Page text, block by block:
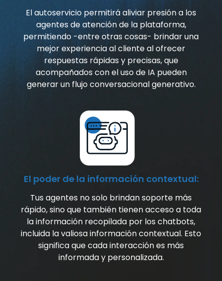
El autoservicio permitirá aliviar presión a los
agentes de atención de la plataforma,
permitiendo -entre otras cosas- brindar una
mejor experiencia al cliente al ofrecer
respuestas rápidas y precisas, que
acompañados con el uso de IA pueden
generar un flujo conversacional generativo.
El poder de la información contextual:
Tus agentes no solo brindan soporte más
rápido, sino que también tienen acceso a toda
la información recopilada por los chatbots,
incluida la valiosa información contextual. Esto
significa que cada interacción es más
informada y personalizada.